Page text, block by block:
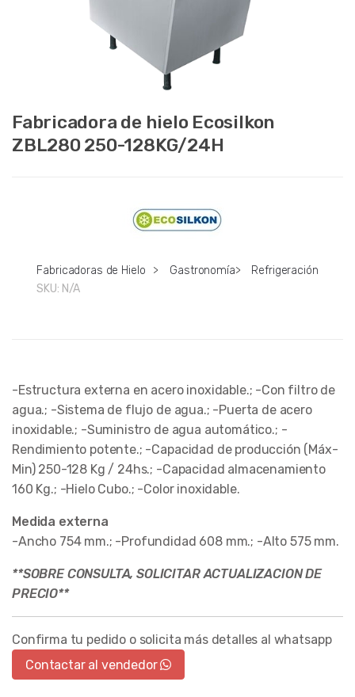
Fabricadora de hielo Ecosilkon
ZBL280 250-128KG/24H
Fabricadoras de Hielo > Gastronomía>
Refrigeración
SKU: N/A
-Estructura externa en acero inoxidable.; -Con filtro de
agua.; -Sistema de flujo de agua.; -Puerta de acero
inoxidable.; -Suministro de agua automático.; -
Rendimiento potente.; -Capacidad de producción (Máx-
Min) 250-128 Kg / 24hs.; -Capacidad almacenamiento
160 Kg.; -Hielo Cubo.; -Color inoxidable.
Medida externa
-Ancho 754 mm.; -Profundidad 608 mm.; -Alto 575 mm.
**SOBRE CONSULTA, SOLICITAR ACTUALIZACION DE
PRECIO**
Confirma tu pedido o solicita más detalles al whatsapp
Contactar al vendedor